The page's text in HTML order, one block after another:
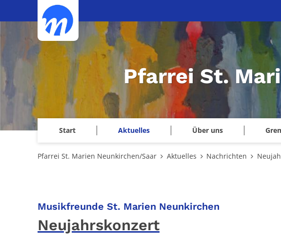
Zum Inhalt springen
Pfarrei St.
Start Aktuelles Über uns
Pfarrei St. Marien Neunkirchen/Saar Aktuelles Nachrichten
Musikfreunde St. Marien Neunkirchen
Neujahrskonzert